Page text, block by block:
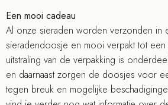
Een mooi cadeau
Al onze sieraden worden verzonden in
sieradendoosje en mooi verpakt tot een
uitstraling van de verpakking is
en daarnaast zorgen de doosjes voor
tegen breuk en mogelijke